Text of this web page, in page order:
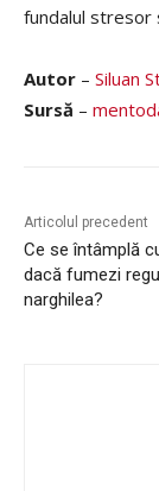
fundalul stresor
Autor – Siluan
Sursă –
Articolul precedent
Ce se întâmplă
dacă fumezi
narghilea?